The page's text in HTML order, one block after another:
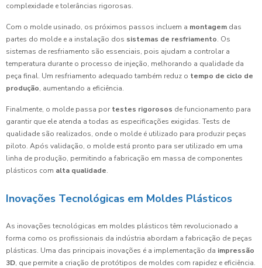
complexidade e tolerâncias rigorosas.
Com o molde usinado, os próximos passos incluem a montagem das
partes do molde e a instalação dos sistemas de resfriamento. Os
sistemas de resfriamento são essenciais, pois ajudam a controlar a
temperatura durante o processo de injeção, melhorando a qualidade da
peça final. Um resfriamento adequado também reduz o tempo de ciclo de
produção, aumentando a eficiência.
Finalmente, o molde passa por testes rigorosos de funcionamento para
garantir que ele atenda a todas as especificações exigidas. Tests de
qualidade são realizados, onde o molde é utilizado para produzir peças
piloto. Após validação, o molde está pronto para ser utilizado em uma
linha de produção, permitindo a fabricação em massa de componentes
plásticos com alta qualidade.
Inovações Tecnológicas em Moldes Plásticos
As inovações tecnológicas em moldes plásticos têm revolucionado a
forma como os profissionais da indústria abordam a fabricação de peças
plásticas. Uma das principais inovações é a implementação da impressão
3D, que permite a criação de protótipos de moldes com rapidez e eficiência.